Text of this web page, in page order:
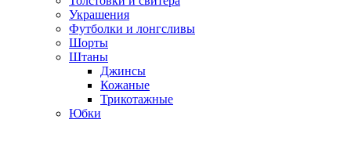
Украшения
Футболки и лонгсливы
Шорты
Штаны
Джинсы
Кожаные
Трикотажные
Юбки